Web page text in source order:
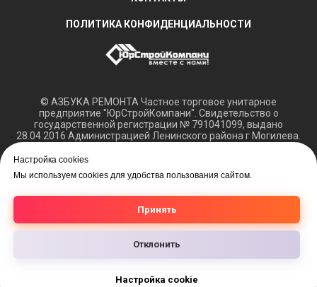
Настройка cookies
Мы используем cookies для удобства пользования сайтом.
Принять
Отклонить
Настройка cookie
ПОЛИТИКА КОНФИДЕНЦИАЛЬНОСТИ
© АЗБУКА РЕМОНТА Частное торговое унитарное
предприятие "ЮрСтройКомпани". Свидетельство о
государственной регистрации № 791041099, выдано
28.04.2016 Администрацией Ленинского района г Могилева.
Обращаем ваше внимание, что вся представленная
информация касающаяся технических характеристик,
офертой.